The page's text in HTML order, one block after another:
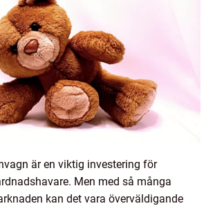
är en viktig investering för
Men med så många
kan det vara överväldigande